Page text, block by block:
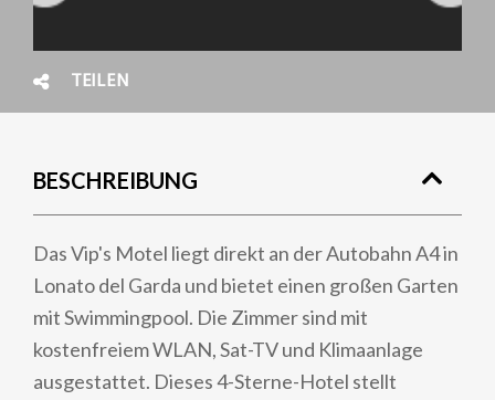
TEILEN
BESCHREIBUNG
Das Vip's Motel liegt direkt an der Autobahn A4 in
Lonato del Garda und bietet einen großen Garten
mit Swimmingpool. Die Zimmer sind mit
kostenfreiem WLAN, Sat-TV und Klimaanlage
ausgestattet. Dieses 4-Sterne-Hotel stellt